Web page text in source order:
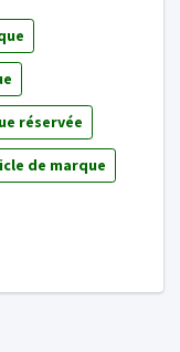
réservée
de marque